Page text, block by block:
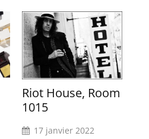
Riot House, Room
1015
17 janvier 2022